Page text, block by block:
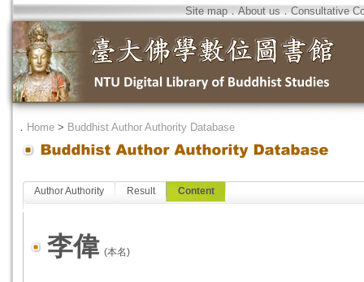
Site map．About us．Consultative
． Home > Buddhist Author Authority Database
Author Authority Result Content
李偉 (本名)